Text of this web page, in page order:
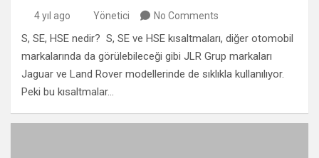
4 yıl ago Yönetici No Comments
S, SE, HSE nedir? S, SE ve HSE kısaltmaları, diğer otomobil
markalarında da görülebileceği gibi JLR Grup markaları
Jaguar ve Land Rover modellerinde de sıklıkla kullanılıyor.
Peki bu kısaltmalar…